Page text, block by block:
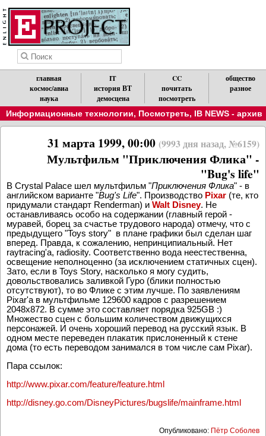
главная
космос/авиа
наука
IT
история ВТ
демосцена
CC
почитать
посмотреть
общество
разное
Информационные технологии, Посмотреть, IB NEWS - архив
31 марта 1999, 00:00 (9993 дня назад, №6159)
Мультфильм "Приключения Флика" -
"Bug's life"
В Crystal Palace шел мультфильм "Приключения Флика" - в
английском варианте "Bug's Life". Производство Pixar (те, кто
придумали стандарт Renderman) и Walt Disney. Не
останавливаясь особо на содержании (главный герой -
муравей, борец за счастье трудового народа) отмечу, что с
предыдущего "Toys story" в плане графики был сделан шаг
вперед. Правда, к сожалению, непринципиальный. Нет
raytracing'a, radiosity. Соответственно вода неестественна,
освещение неполноценно (за исключением статичных сцен).
Зато, если в Toys Story, насколько я могу судить,
довольствовались заливкой Гуро (блики полностью
отсутствуют), то во Флике с этим лучше. По заявлениям
Pixar'a в мультфильме 129600 кадров с разрешением
2048x872. В сумме это составляет порядка 925GB :)
Множество сцен с большим количеством движущихся
персонажей. И очень хороший перевод на русский язык. В
одном месте переведен плакатик прислоненный к стене
дома (то есть переводом занимался в том числе сам Pixar).
Пара ссылок:
http://www.pixar.com/feature/feature.html
http://disney.go.com/DisneyPictures/bugslife/mainframe.html
Опубликовано: Пётр Соболев